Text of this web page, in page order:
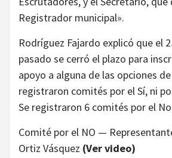
Registrador municipal».
Rodríguez Fajardo explicó que el
pasado se cerró el plazo para
apoyo a alguna de las opciones
registraron comités por el Sí, ni
Se registraron 6 comités por el
Comité por el NO —
Ortiz Vásquez (Ver video)